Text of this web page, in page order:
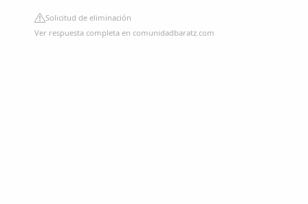
Solicitud de eliminación
Ver respuesta completa en comunidadbaratz.com